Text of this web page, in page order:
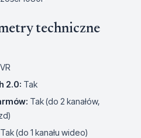
techniczne
2.0: Tak
Tak (do 2 kanałów,
Tak (do 1 kanału wideo)